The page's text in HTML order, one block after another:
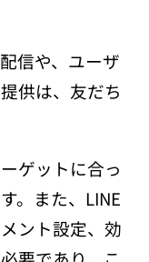
信や、ユーザ
供は、友だち
ゲットに合っ
。また、LINE
ント設定、効